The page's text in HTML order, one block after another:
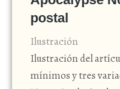
postal
Ilustración
Ilustración del
mínimos y tres